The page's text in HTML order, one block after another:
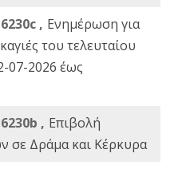
, Ενημέρωση για
του τελευταίου
07-2026 έως
, Επιβολή
σε Δράμα και Κέρκυρα